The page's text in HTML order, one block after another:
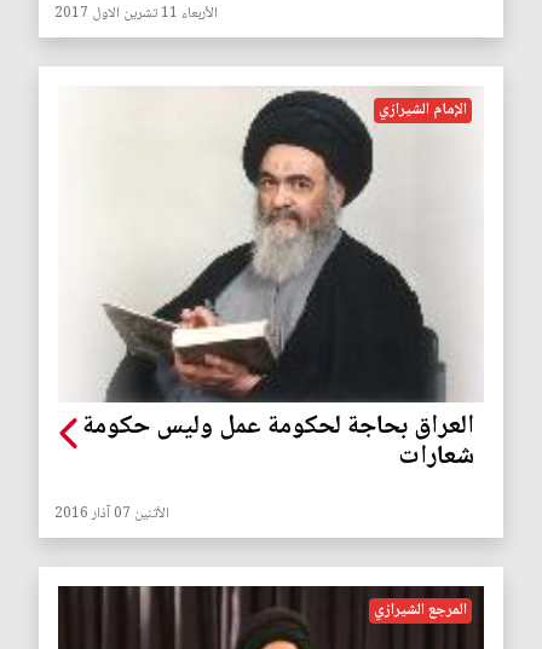
الأربعاء 11 تشرين الاول 2017
الإمام الشيرازي
العراق بحاجة لحكومة عمل وليس حكومة
شعارات
الأثنين 07 آذار 2016
المرجع الشيرازي